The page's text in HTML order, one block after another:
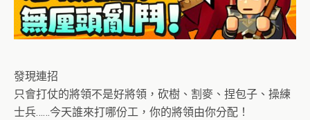
發現連招
只會打仗的將領不是好將領，砍樹、割麥、捏包子、操練
士兵……今天誰來打哪份工，你的將領由你分配！